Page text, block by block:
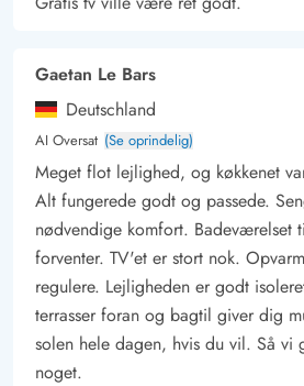
Gaetan Le Bars
Deutschland
AI Oversat (Se oprindelig)
Meget flot lejlighed, og køkkenet
Alt fungerede godt og passede.
nødvendige komfort. Badeværelset
forventer. TV'et er stort nok.
regulere. Lejligheden er godt
terrasser foran og bagtil giver dig
solen hele dagen, hvis du vil. Så vi
noget.